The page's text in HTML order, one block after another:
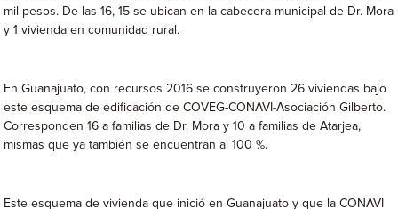
mil pesos. De las 16, 15 se ubican en la cabecera municipal de Dr. Mora
y 1 vivienda en comunidad rural.
En Guanajuato, con recursos 2016 se construyeron 26 viviendas bajo
este esquema de edificación de COVEG-CONAVI-Asociación Gilberto.
Corresponden 16 a familias de Dr. Mora y 10 a familias de Atarjea,
mismas que ya también se encuentran al 100 %.
Este esquema de vivienda que inició en Guanajuato y que la CONAVI